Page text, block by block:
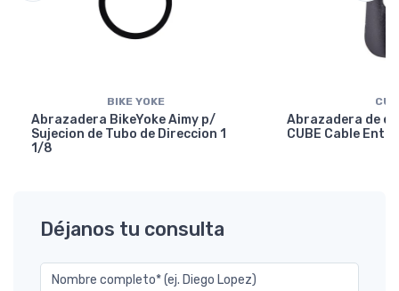
BIKE YOKE
Abrazadera BikeYoke Aimy p/
Sujecion de Tubo de Direccion 1
1/8
Abrazadera de
CUBE Cable
Déjanos tu consulta
Nombre completo* (ej. Diego Lopez)